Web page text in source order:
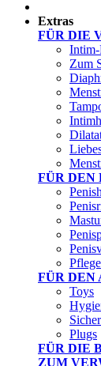
Extras
FÜR DIE
Intim-
Zum
FÜR DEN
FÜR DEN
Toys
Plugs
FÜR DIE
ZUM